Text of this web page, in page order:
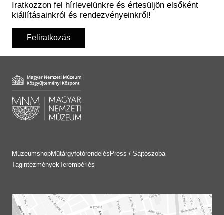
Iratkozzon fel hírlevelünkre és értesüljön elsőként
kiállításainkról és rendezvényeinkről!
Feliratkozás
MúzeumshopMűtárgyfotórendelés Press / Sajtószoba
TagintézményekTerembérlés